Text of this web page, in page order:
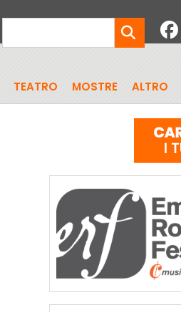
TEATRO MOSTRE ALTRO